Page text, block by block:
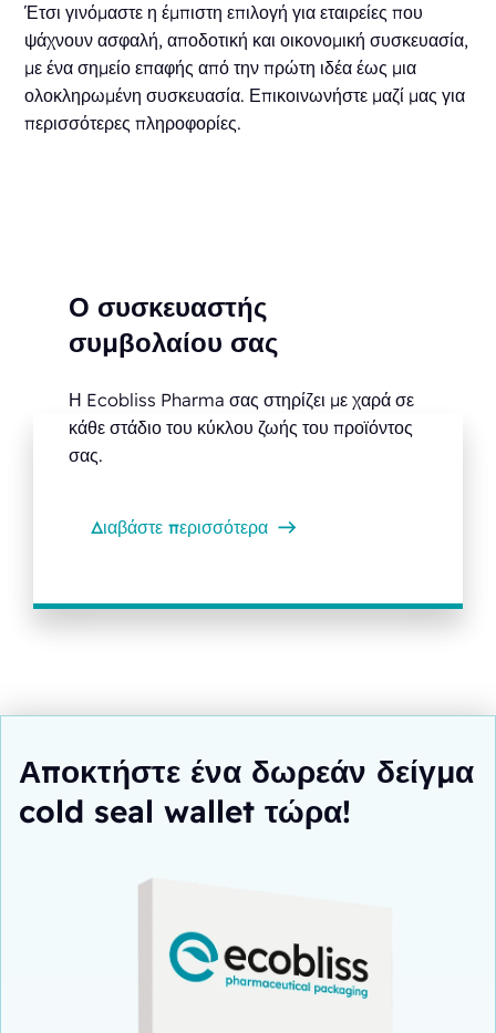
Έτσι γινόμαστε η έμπιστη επιλογή για εταιρείες που
ψάχνουν ασφαλή, αποδοτική και οικονομική συσκευασία,
με ένα σημείο επαφής από την πρώτη ιδέα έως μια
ολοκληρωμένη συσκευασία. Επικοινωνήστε μαζί μας για
περισσότερες πληροφορίες.
Ο συσκευαστής
συμβολαίου σας
Η Ecobliss Pharma σας στηρίζει με χαρά σε
κάθε στάδιο του κύκλου ζωής του προϊόντος
σας.
Διαβάστε περισσότερα
Αποκτήστε ένα δωρεάν δείγμα
cold seal wallet τώρα!